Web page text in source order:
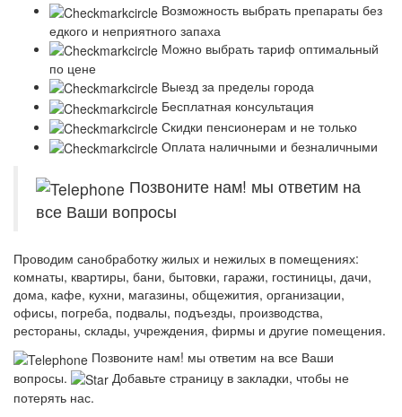
Возможность выбрать препараты без
едкого и неприятного запаха
Можно выбрать тариф оптимальный
по цене
Выезд за пределы города
Бесплатная консультация
Скидки пенсионерам и не только
Оплата наличными и безналичными
Позвоните нам! мы ответим на
все Ваши вопросы
Проводим санобработку жилых и нежилых в помещениях:
комнаты, квартиры, бани, бытовки, гаражи, гостиницы, дачи,
дома, кафе, кухни, магазины, общежития, организации,
офисы, погреба, подвалы, подъезды, производства,
рестораны, склады, учреждения, фирмы и другие помещения.
Позвоните нам! мы ответим на все Ваши
вопросы.
Добавьте страницу в закладки, чтобы не
потерять нас.